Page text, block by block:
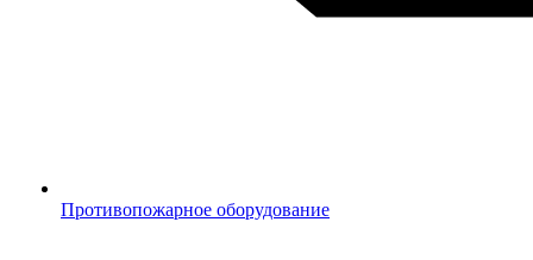
Противопожарное оборудование